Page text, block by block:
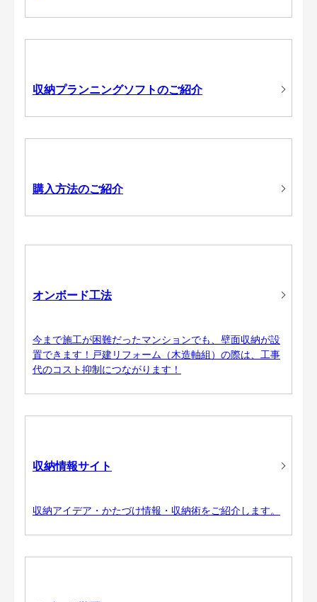
収納プランニングソフトのご紹介
購入方法のご紹介
オンボード工法
今まで施工が困難だったマンションでも、壁面収納が設
置できます！戸建リフォーム（木造軸組）の際は、工事
代のコスト抑制につながります！
収納情報サイト
収納アイデア・かたづけ情報・収納術をご紹介します。